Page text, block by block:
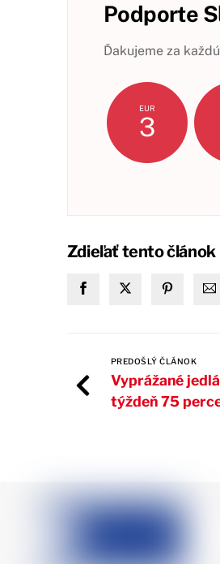
Podporte
Ďakujeme za
EUR
3
Zdieľať tento článok
PREDOŠLÝ ČLÁNOK
Vyprážané
týždeň 75